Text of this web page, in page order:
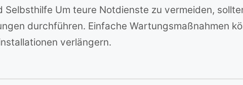
Selbsthilfe Um teure Notdienste zu vermeiden,
durchführen. Einfache Wartungsmaßnahmen
verlängern.